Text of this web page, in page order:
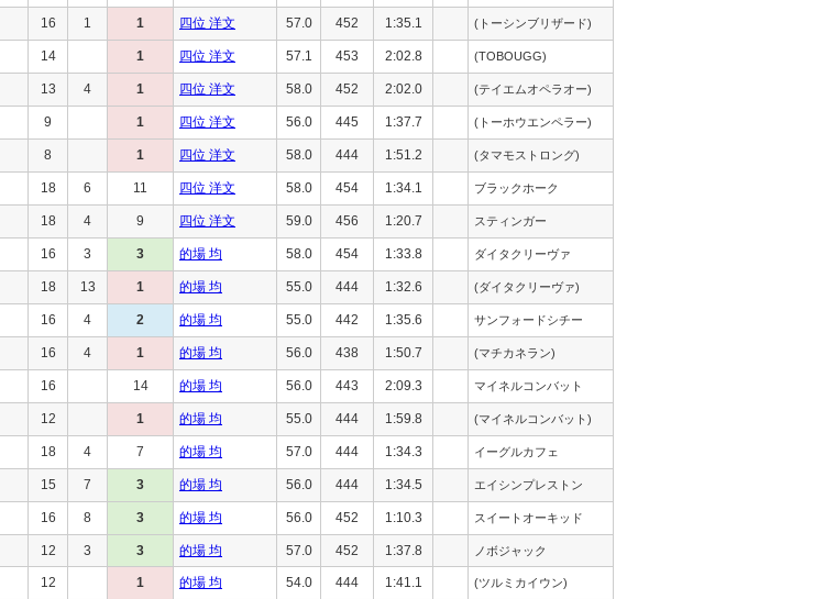
16 1 1 四位 洋文 57.0 452 1:35.1 (トーシンブリザード)
14 1 四位 洋文 57.1 453 2:02.8 (TOBOUGG)
13 4 1 四位 洋文 58.0 452 2:02.0 (テイエムオペラオー)
9 1 四位 洋文 56.0 445 1:37.7 (トーホウエンペラー)
8 1 四位 洋文 58.0 444 1:51.2 (タマモストロング)
18 6 11 四位 洋文 58.0 454 1:34.1 ブラックホーク
18 4 9 四位 洋文 59.0 456 1:20.7 スティンガー
16 3 3 的場 均 58.0 454 1:33.8 ダイタクリーヴァ
18 13 1 的場 均 55.0 444 1:32.6 (ダイタクリーヴァ)
16 4 2 的場 均 55.0 442 1:35.6 サンフォードシチー
16 4 1 的場 均 56.0 438 1:50.7 (マチカネラン)
16 14 的場 均 56.0 443 2:09.3 マイネルコンバット
12 1 的場 均 55.0 444 1:59.8 (マイネルコンバット)
18 4 7 的場 均 57.0 444 1:34.3 イーグルカフェ
15 7 3 的場 均 56.0 444 1:34.5 エイシンプレストン
16 8 3 的場 均 56.0 452 1:10.3 スイートオーキッド
12 3 3 的場 均 57.0 452 1:37.8 ノボジャック
12 1 的場 均 54.0 444 1:41.1 (ツルミカイウン)